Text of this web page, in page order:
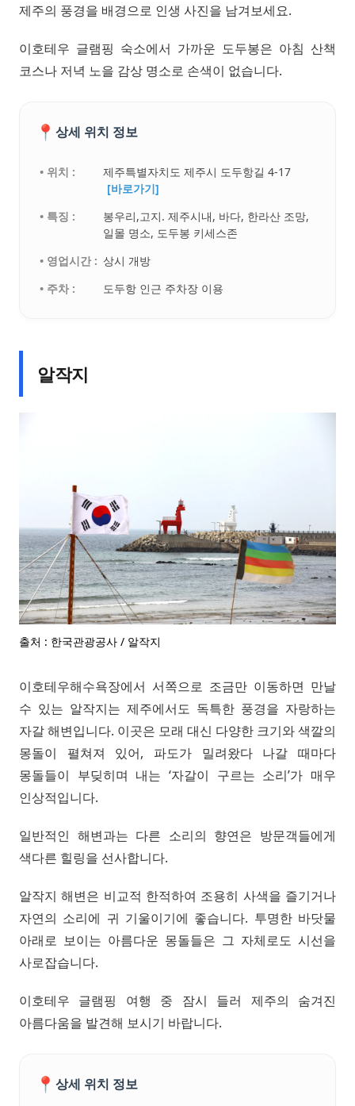
제주의 풍경을 배경으로 인생 사진을 남겨보세요.
이호테우 글램핑 숙소에서 가까운 도두봉은 아침 산책
코스나 저녁 노을 감상 명소로 손색이 없습니다.
📍 상세 위치 정보
• 위치 :
제주특별자치도 제주시 도두항길 4-17
[바로가기]
• 특징 :
봉우리,고지. 제주시내, 바다, 한라산 조망,
일몰 명소, 도두봉 키세스존
• 영업시간 : 상시 개방
• 주차 :
도두항 인근 주차장 이용
알작지
출처 : 한국관광공사 / 알작지
이호테우해수욕장에서 서쪽으로 조금만 이동하면 만날
수 있는 알작지는 제주에서도 독특한 풍경을 자랑하는
자갈 해변입니다. 이곳은 모래 대신 다양한 크기와 색깔의
몽돌이 펼쳐져 있어, 파도가 밀려왔다 나갈 때마다
몽돌들이 부딪히며 내는 ‘자갈이 구르는 소리’가 매우
인상적입니다.
일반적인 해변과는 다른 소리의 향연은 방문객들에게
색다른 힐링을 선사합니다.
알작지 해변은 비교적 한적하여 조용히 사색을 즐기거나
자연의 소리에 귀 기울이기에 좋습니다. 투명한 바닷물
아래로 보이는 아름다운 몽돌들은 그 자체로도 시선을
사로잡습니다.
이호테우 글램핑 여행 중 잠시 들러 제주의 숨겨진
아름다움을 발견해 보시기 바랍니다.
📍 상세 위치 정보